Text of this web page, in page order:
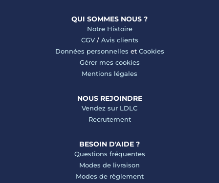
QUI SOMMES NOUS ?
Notre Histoire
CGV/ Avis clients
Données personnelles et Cookies
Gérer mes cookies
Mentions légales
NOUS REJOINDRE
Vendez sur LDLC
Recrutement
BESOIN D'AIDE ?
Questions fréquentes
Modes de livraison
Modes de règlement